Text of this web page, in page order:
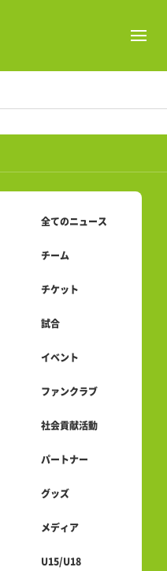
全てのニュース
チーム
チケット
試合
イベント
ファンクラブ
社会貢献活動
パートナー
グッズ
メディア
U15/U18